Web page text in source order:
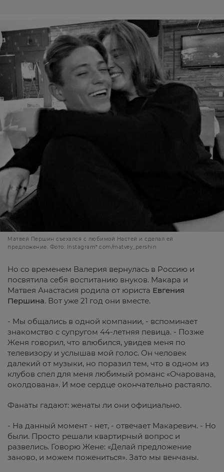
Матвей Першин съехался с любимой Настей и сделал ей
предложение. Фото: Instagram*.com/matvey_pershin
Но со временем Валерия вернулась в Россию и
посвятила себя воспитанию внуков. Макара и
Матвея Анастасия родила от юриста Евгения
Першина. Вот уже 21 год они вместе.
- Мы общались в одной компании, - вспоминает
знакомство с супругом 44-летняя певица. - Позже
Женя говорил, что влюбился, увидев меня по
телевизору и услышав мой голос. Он человек
далекий от музыки, но поразил тем, что в одном из
клубов спел для меня любимый романс «Очарована,
околдована». И мое сердце окончательно растаяло.
Фанаты гадают: женаты ли они официально.
- На данный момент - нет, - отвечает Макаревич. - Но
были. Просто решали квартирный вопрос и
развелись. Говорю Жене: «Делай предложение
заново, и можем пожениться». Зато мы венчаны.